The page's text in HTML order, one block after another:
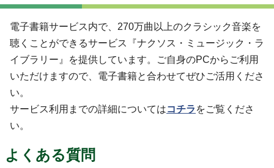
電子書籍サービス内で、270万曲以上のクラシック音楽を
聴くことができるサービス『ナクソス・ミュージック・ラ
イブラリー』を提供しています。ご自身のPCからご利用
いただけますので、電子書籍と合わせてぜひご活用くださ
い。
サービス利用までの詳細についてはコチラ をご覧くださ
い。
よくある質問